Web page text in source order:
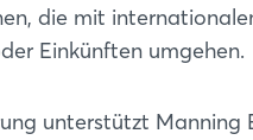
die mit
Einkünften umgehen.
unterstützt